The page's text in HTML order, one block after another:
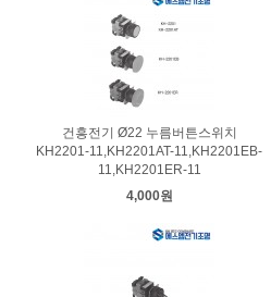
건흥전기 Ø22 누름버튼스위치
KH2201-11,KH2201AT-11,KH2201EB-
11,KH2201ER-11
4,000원